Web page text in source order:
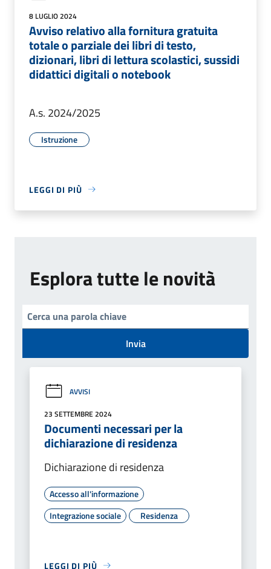
8 LUGLIO 2024
Avviso relativo alla fornitura gratuita
totale o parziale dei libri di testo,
dizionari, libri di lettura scolastici, sussidi
didattici digitali o notebook
A.s. 2024/2025
Istruzione
LEGGI DI PIÙ
Esplora tutte le novità
Invia
AVVISI
23 SETTEMBRE 2024
Documenti necessari per la
dichiarazione di residenza
Dichiarazione di residenza
Accesso all'informazione
Integrazione sociale
Residenza
LEGGI DI PIÙ